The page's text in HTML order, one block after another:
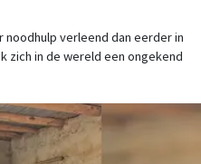
noodhulp verleend dan eerder in
zich in de wereld een ongekend